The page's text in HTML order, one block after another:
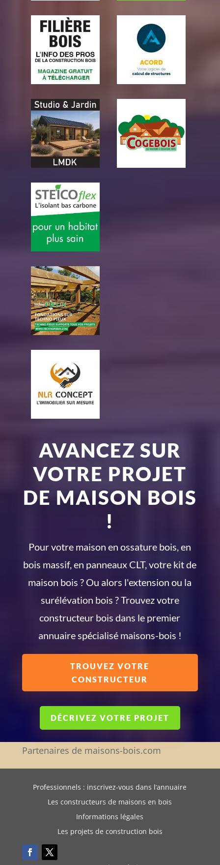
AVANCEZ SUR
VOTRE PROJET
DE MAISON BOIS
!
Pour votre maison en ossature bois, en
bois massif, en panneaux CLT, votre kit de
maison bois ? Ou alors l'extension ou la
surélévation bois ? Trouvez votre
constructeur bois dans le premier
annuaire spécialisé maisons-bois !
TROUVEZ VOTRE
CONSTRUCTEUR
DÉCRIVEZ VOTRE PROJET
Partenaires de maisons-bois.com
Professionnels : inscrivez-vous dans l’annuaire
Les constructeurs de maisons en bois
Informations légales
Les projets de construction bois